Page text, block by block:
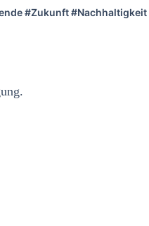
#Zukunft